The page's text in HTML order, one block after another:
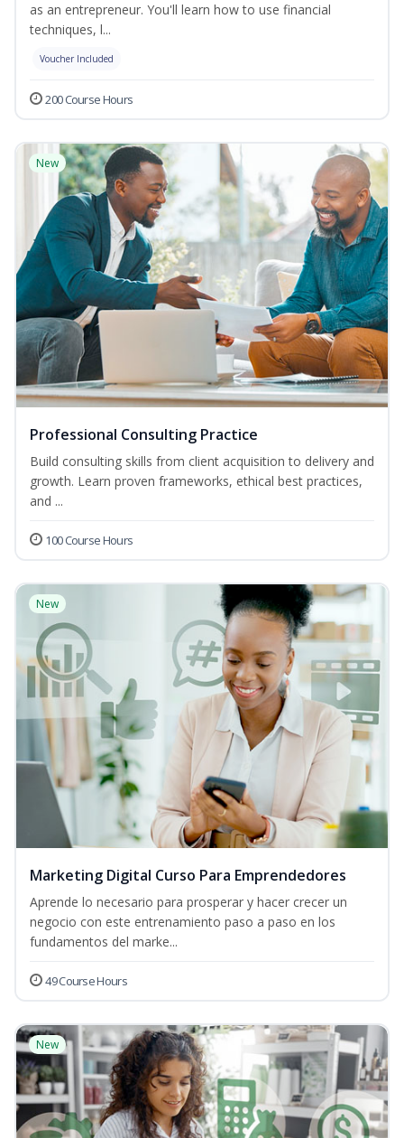
as an entrepreneur. You'll learn how to use financial
techniques, l...
Voucher Included
200 Course Hours
New
Professional Consulting Practice
Build consulting skills from client acquisition to delivery and
growth. Learn proven frameworks, ethical best practices,
and ...
100 Course Hours
New
Marketing Digital Curso Para Emprendedores
Aprende lo necesario para prosperar y hacer crecer un
negocio con este entrenamiento paso a paso en los
fundamentos del marke...
49 Course Hours
New